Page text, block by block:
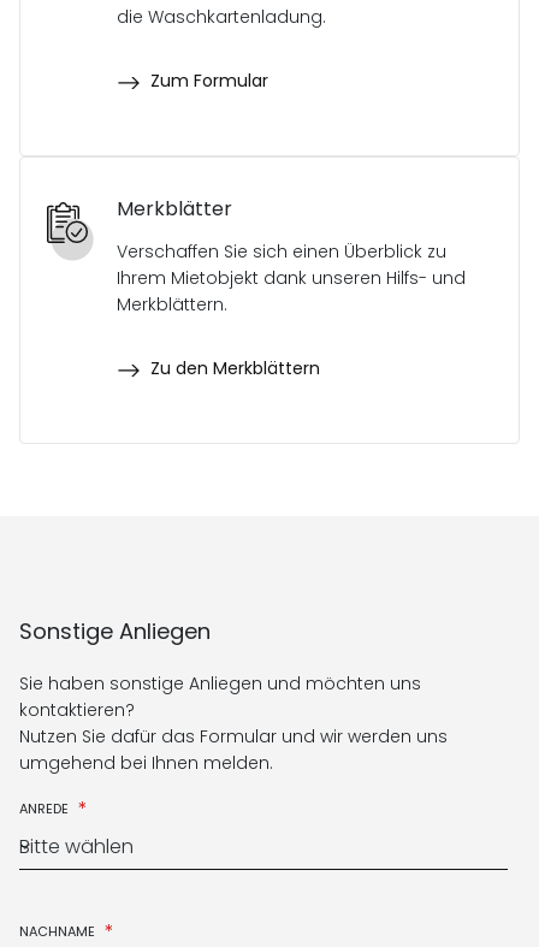
die Waschkartenladung.
Zum Formular
Merkblätter
Verschaffen Sie sich einen Überblick zu
Ihrem Mietobjekt dank unseren Hilfs- und
Merkblättern.
Zu den Merkblättern
Sonstige Anliegen
Sie haben sonstige Anliegen und möchten uns
kontaktieren?
Nutzen Sie dafür das Formular und wir werden uns
umgehend bei Ihnen melden.
ANREDE *
Bitte wählen
NACHNAME *